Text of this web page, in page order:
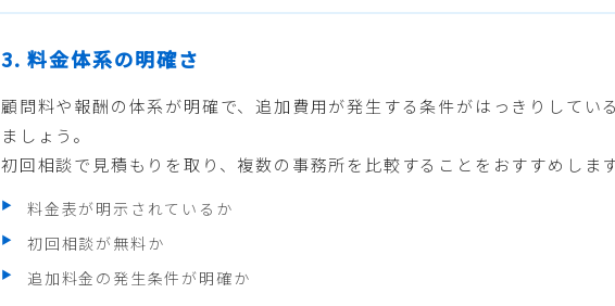
3. 料金体系の明確さ
顧問料や報酬の体系が明確で、追加費用が発生する条件がはっきりしてい
ましょう。
初回相談で見積もりを取り、複数の事務所を比較することをおすすめします
料金表が明示されているか
初回相談が無料か
追加料金の発生条件が明確か